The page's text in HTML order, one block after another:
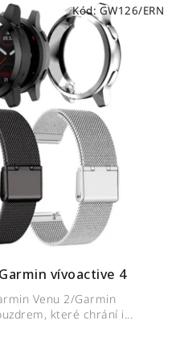
vívoactive 4
Venu 2/Garmin
které chrání i...
Kód: GW126/ERN